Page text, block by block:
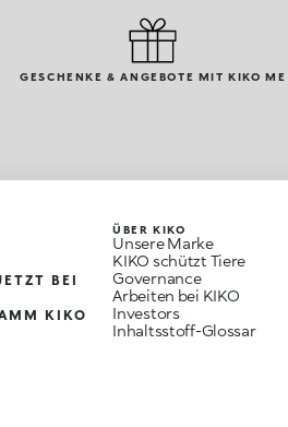
GESCHENKE & ANGEBOTE MIT KIKO ME
BEI
KIKO
ÜBER KIKO
Unsere Marke
KIKO schützt Tiere
Governance
Arbeiten bei KIKO
Investors
Inhaltsstoff-Glossar